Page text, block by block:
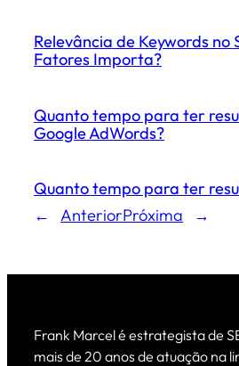
Relevância de Keywords no
Fatores Importa?
Quanto tempo para ter
Google AdWords?
Quanto tempo para ter
←
AnteriorPróxima →
Frank Marcel é estrategista de
mais de 20 anos de atuação na